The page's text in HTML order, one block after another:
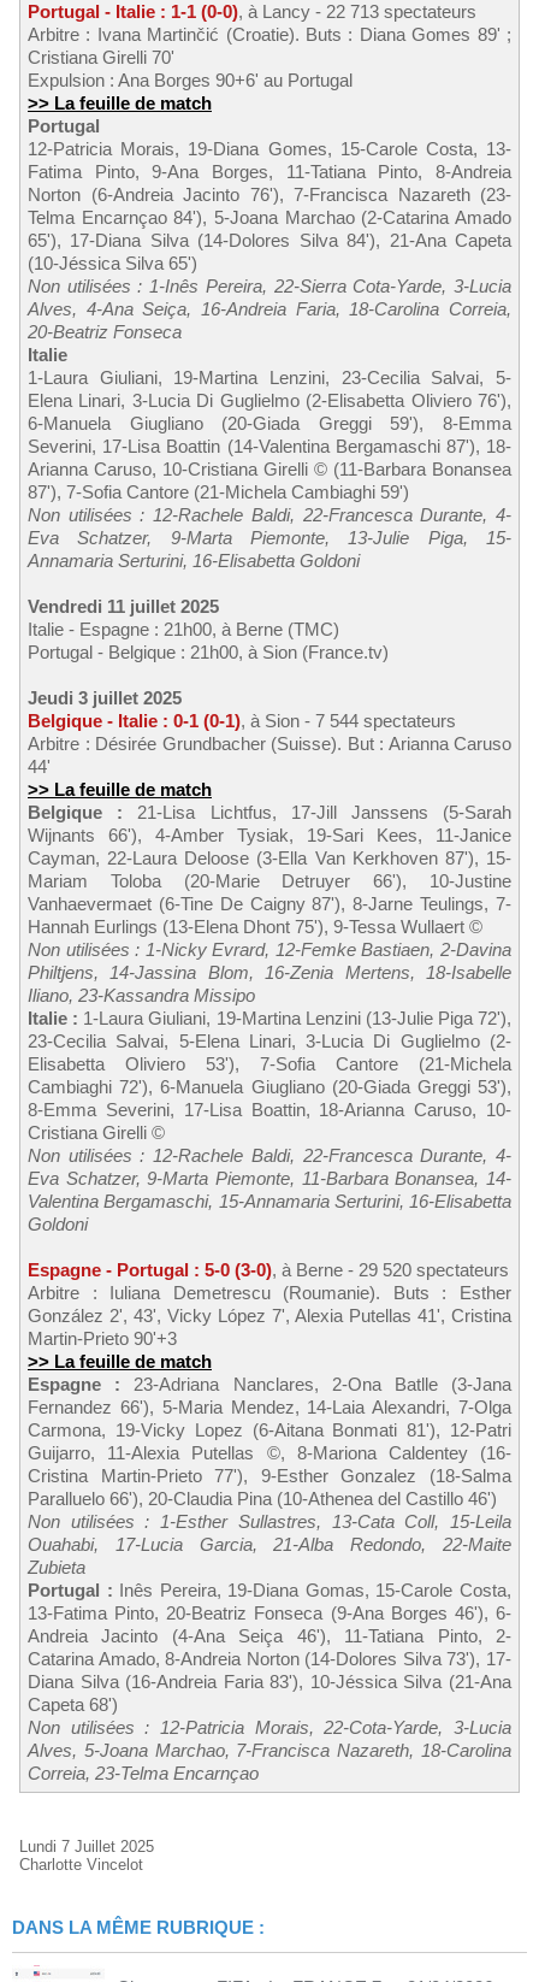
Portugal - Italie : 1-1 (0-0), à Lancy - 22 713 spectateurs
Arbitre : Ivana Martinčić (Croatie). Buts : Diana Gomes 89' ;
Cristiana Girelli 70'
Expulsion : Ana Borges 90+6' au Portugal
>> La feuille de match
Portugal
12-Patricia Morais, 19-Diana Gomes, 15-Carole Costa, 13-
Fatima Pinto, 9-Ana Borges, 11-Tatiana Pinto, 8-Andreia
Norton (6-Andreia Jacinto 76'), 7-Francisca Nazareth (23-
Telma Encarnçao 84'), 5-Joana Marchao (2-Catarina Amado
65'), 17-Diana Silva (14-Dolores Silva 84'), 21-Ana Capeta
(10-Jéssica Silva 65')
Non utilisées : 1-Inês Pereira, 22-Sierra Cota-Yarde, 3-Lucia
Alves, 4-Ana Seiça, 16-Andreia Faria, 18-Carolina Correia,
20-Beatriz Fonseca
Italie
1-Laura Giuliani, 19-Martina Lenzini, 23-Cecilia Salvai, 5-
Elena Linari, 3-Lucia Di Guglielmo (2-Elisabetta Oliviero 76'),
6-Manuela Giugliano (20-Giada Greggi 59'), 8-Emma
Severini, 17-Lisa Boattin (14-Valentina Bergamaschi 87'), 18-
Arianna Caruso, 10-Cristiana Girelli © (11-Barbara Bonansea
87'), 7-Sofia Cantore (21-Michela Cambiaghi 59')
Non utilisées : 12-Rachele Baldi, 22-Francesca Durante, 4-
Eva Schatzer, 9-Marta Piemonte, 13-Julie Piga, 15-
Annamaria Serturini, 16-Elisabetta Goldoni
Vendredi 11 juillet 2025
Italie - Espagne : 21h00, à Berne (TMC)
Portugal - Belgique : 21h00, à Sion (France.tv)
Jeudi 3 juillet 2025
Belgique - Italie : 0-1 (0-1), à Sion - 7 544 spectateurs
Arbitre : Désirée Grundbacher (Suisse). But : Arianna Caruso
44'
>> La feuille de match
Belgique : 21-Lisa Lichtfus, 17-Jill Janssens (5-Sarah
Wijnants 66'), 4-Amber Tysiak, 19-Sari Kees, 11-Janice
Cayman, 22-Laura Deloose (3-Ella Van Kerkhoven 87'), 15-
Mariam Toloba (20-Marie Detruyer 66'), 10-Justine
Vanhaevermaet (6-Tine De Caigny 87'), 8-Jarne Teulings, 7-
Hannah Eurlings (13-Elena Dhont 75'), 9-Tessa Wullaert ©
Non utilisées : 1-Nicky Evrard, 12-Femke Bastiaen, 2-Davina
Philtjens, 14-Jassina Blom, 16-Zenia Mertens, 18-Isabelle
Iliano, 23-Kassandra Missipo
Italie : 1-Laura Giuliani, 19-Martina Lenzini (13-Julie Piga 72'),
23-Cecilia Salvai, 5-Elena Linari, 3-Lucia Di Guglielmo (2-
Elisabetta Oliviero 53'), 7-Sofia Cantore (21-Michela
Cambiaghi 72'), 6-Manuela Giugliano (20-Giada Greggi 53'),
8-Emma Severini, 17-Lisa Boattin, 18-Arianna Caruso, 10-
Cristiana Girelli ©
Non utilisées : 12-Rachele Baldi, 22-Francesca Durante, 4-
Eva Schatzer, 9-Marta Piemonte, 11-Barbara Bonansea, 14-
Valentina Bergamaschi, 15-Annamaria Serturini, 16-Elisabetta
Goldoni
Espagne - Portugal : 5-0 (3-0), à Berne - 29 520 spectateurs
Arbitre : Iuliana Demetrescu (Roumanie). Buts : Esther
González 2', 43', Vicky López 7', Alexia Putellas 41', Cristina
Martin-Prieto 90'+3
>> La feuille de match
Espagne : 23-Adriana Nanclares, 2-Ona Batlle (3-Jana
Fernandez 66'), 5-Maria Mendez, 14-Laia Alexandri, 7-Olga
Carmona, 19-Vicky Lopez (6-Aitana Bonmati 81'), 12-Patri
Guijarro, 11-Alexia Putellas ©, 8-Mariona Caldentey (16-
Cristina Martin-Prieto 77'), 9-Esther Gonzalez (18-Salma
Paralluelo 66'), 20-Claudia Pina (10-Athenea del Castillo 46')
Non utilisées : 1-Esther Sullastres, 13-Cata Coll, 15-Leila
Ouahabi, 17-Lucia Garcia, 21-Alba Redondo, 22-Maite
Zubieta
Portugal : Inês Pereira, 19-Diana Gomas, 15-Carole Costa,
13-Fatima Pinto, 20-Beatriz Fonseca (9-Ana Borges 46'), 6-
Andreia Jacinto (4-Ana Seiça 46'), 11-Tatiana Pinto, 2-
Catarina Amado, 8-Andreia Norton (14-Dolores Silva 73'), 17-
Diana Silva (16-Andreia Faria 83'), 10-Jéssica Silva (21-Ana
Capeta 68')
Non utilisées : 12-Patricia Morais, 22-Cota-Yarde, 3-Lucia
Alves, 5-Joana Marchao, 7-Francisca Nazareth, 18-Carolina
Correia, 23-Telma Encarnçao
Lundi 7 Juillet 2025
Charlotte Vincelot
DANS LA MÊME RUBRIQUE :